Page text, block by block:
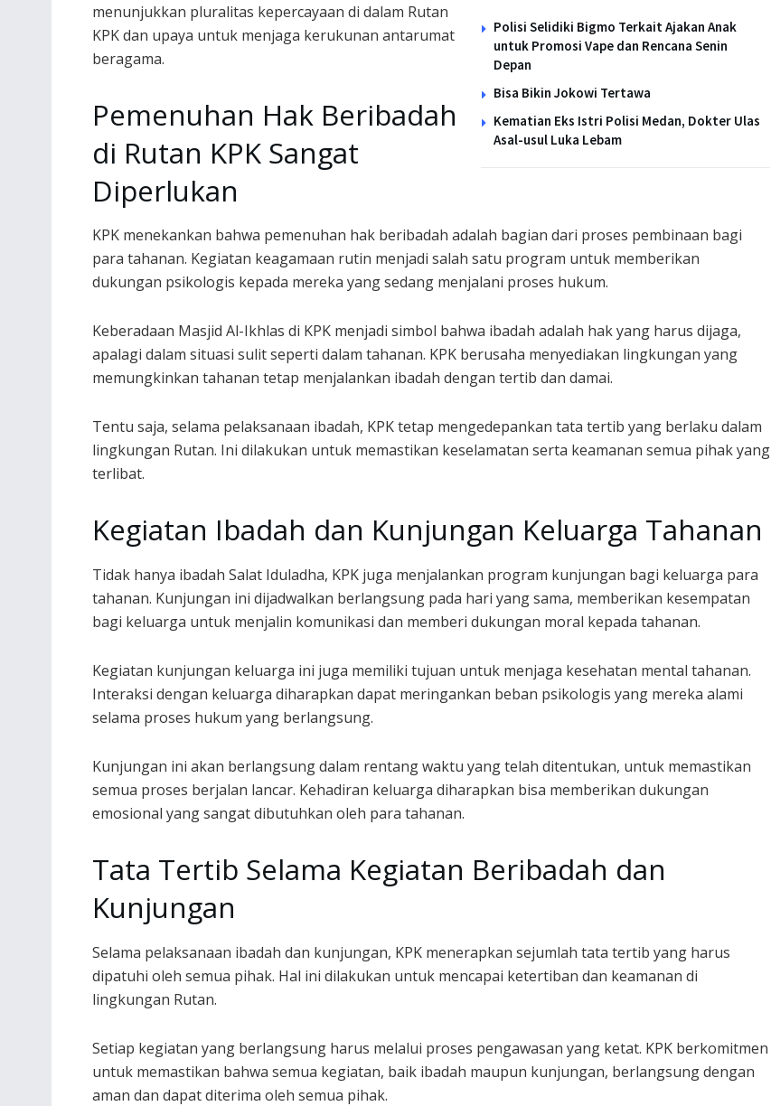
Polisi Selidiki Bigmo Terkait Ajakan Anak
untuk Promosi Vape dan Rencana Senin
Depan
Bisa Bikin Jokowi Tertawa
Kematian Eks Istri Polisi Medan, Dokter Ulas
Asal-usul Luka Lebam
menunjukkan pluralitas kepercayaan di dalam Rutan
KPK dan upaya untuk menjaga kerukunan antarumat
beragama.
Pemenuhan Hak Beribadah
di Rutan KPK Sangat
Diperlukan
KPK menekankan bahwa pemenuhan hak beribadah adalah bagian dari proses pembinaan bagi
para tahanan. Kegiatan keagamaan rutin menjadi salah satu program untuk memberikan
dukungan psikologis kepada mereka yang sedang menjalani proses hukum.
Keberadaan Masjid Al-Ikhlas di KPK menjadi simbol bahwa ibadah adalah hak yang harus dijaga,
apalagi dalam situasi sulit seperti dalam tahanan. KPK berusaha menyediakan lingkungan yang
memungkinkan tahanan tetap menjalankan ibadah dengan tertib dan damai.
Tentu saja, selama pelaksanaan ibadah, KPK tetap mengedepankan tata tertib yang berlaku dalam
lingkungan Rutan. Ini dilakukan untuk memastikan keselamatan serta keamanan semua pihak yang
terlibat.
Kegiatan Ibadah dan Kunjungan Keluarga Tahanan
Tidak hanya ibadah Salat Iduladha, KPK juga menjalankan program kunjungan bagi keluarga para
tahanan. Kunjungan ini dijadwalkan berlangsung pada hari yang sama, memberikan kesempatan
bagi keluarga untuk menjalin komunikasi dan memberi dukungan moral kepada tahanan.
Kegiatan kunjungan keluarga ini juga memiliki tujuan untuk menjaga kesehatan mental tahanan.
Interaksi dengan keluarga diharapkan dapat meringankan beban psikologis yang mereka alami
selama proses hukum yang berlangsung.
Kunjungan ini akan berlangsung dalam rentang waktu yang telah ditentukan, untuk memastikan
semua proses berjalan lancar. Kehadiran keluarga diharapkan bisa memberikan dukungan
emosional yang sangat dibutuhkan oleh para tahanan.
Tata Tertib Selama Kegiatan Beribadah dan
Kunjungan
Selama pelaksanaan ibadah dan kunjungan, KPK menerapkan sejumlah tata tertib yang harus
dipatuhi oleh semua pihak. Hal ini dilakukan untuk mencapai ketertiban dan keamanan di
lingkungan Rutan.
Setiap kegiatan yang berlangsung harus melalui proses pengawasan yang ketat. KPK berkomitmen
untuk memastikan bahwa semua kegiatan, baik ibadah maupun kunjungan, berlangsung dengan
aman dan dapat diterima oleh semua pihak.